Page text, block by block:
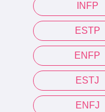
INFP
ESTP
ENFP
ESTJ
ENFJ